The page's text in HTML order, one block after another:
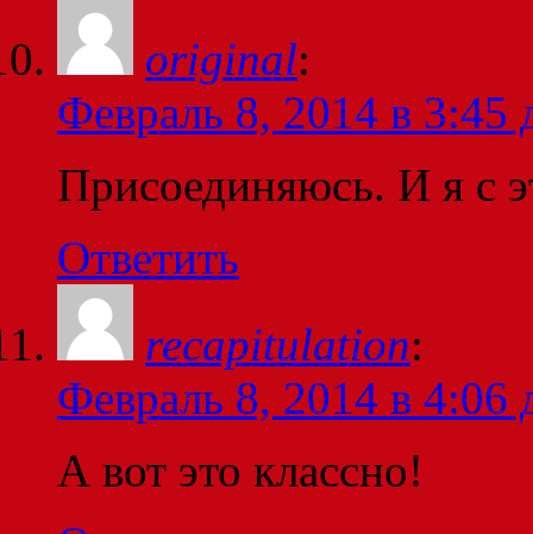
original:
Февраль 8, 2014 в 3:45
Присоединяюсь. И я с
Ответить
recapitulation:
Февраль 8, 2014 в 4:06
А вот это классно!